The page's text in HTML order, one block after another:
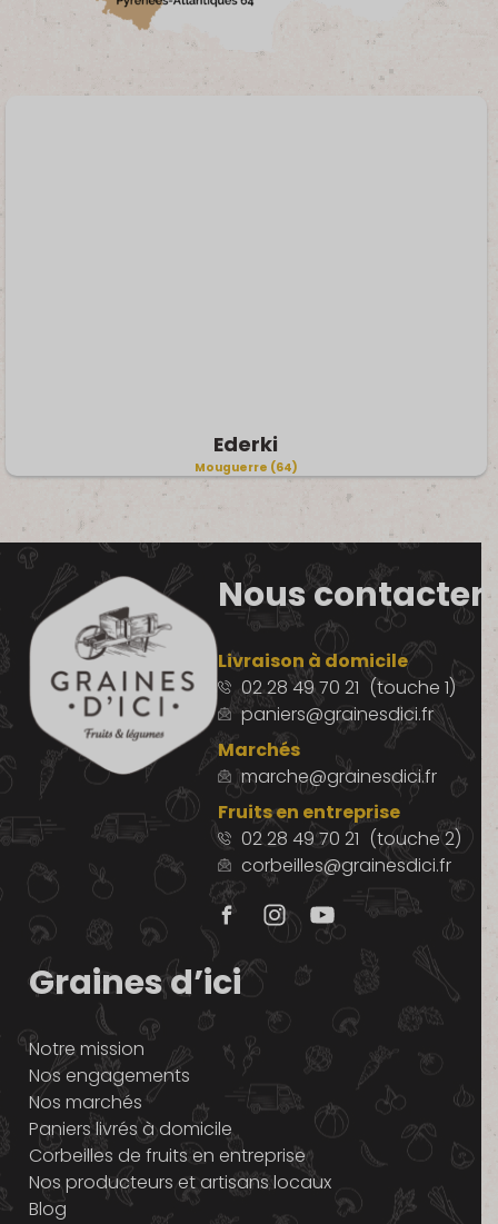
Ederki
Mouguerre (64)
Nous contacter
Livraison à domicile
02 28 49 70 21 (touche 1)
paniers@grainesdici.fr
Marchés
marche@grainesdici.fr
Fruits en entreprise
02 28 49 70 21 (touche 2)
corbeilles@grainesdici.fr
Graines d’ici
Notre mission
Nos engagements
Nos marchés
Paniers livrés à domicile
Corbeilles de fruits en entreprise
Nos producteurs et artisans locaux
Blog